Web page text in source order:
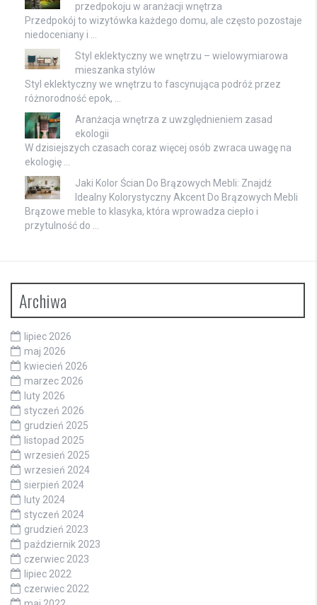
przedpokoju w aranżacji wnętrza
Przedpokój to wizytówka każdego domu, ale często pozostaje
niedoceniany i …
Styl eklektyczny we wnętrzu – wielowymiarowa
mieszanka stylów
Styl eklektyczny we wnętrzu to fascynująca podróż przez
różnorodność epok, …
Aranżacja wnętrza z uwzględnieniem zasad
ekologii
W dzisiejszych czasach coraz więcej osób zwraca uwagę na
ekologię …
Jaki Kolor Ścian Do Brązowych Mebli: Znajdź
Idealny Kolorystyczny Akcent Do Brązowych Mebli
Brązowe meble to klasyka, która wprowadza ciepło i
przytulność do …
Archiwa
lipiec 2026
maj 2026
kwiecień 2026
marzec 2026
luty 2026
styczeń 2026
grudzień 2025
listopad 2025
wrzesień 2025
wrzesień 2024
sierpień 2024
luty 2024
styczeń 2024
grudzień 2023
październik 2023
czerwiec 2023
lipiec 2022
czerwiec 2022